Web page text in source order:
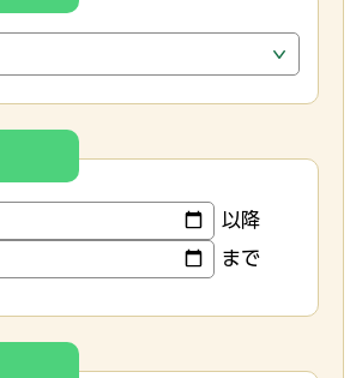
以降
まで